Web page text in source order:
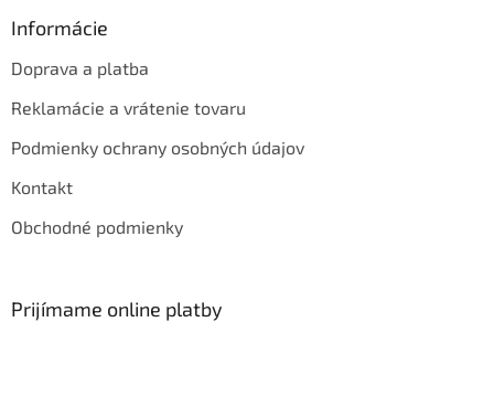
Informácie
Doprava a platba
Reklamácie a vrátenie tovaru
Podmienky ochrany osobných údajov
Kontakt
Obchodné podmienky
Prijímame online platby